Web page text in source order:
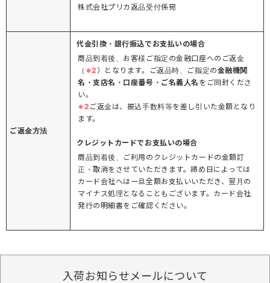
株式会社プリカ返品受付係宛
ご返金方法
代金引換・銀行振込でお支払いの場合
商品到着後、お客様ご指定の金融口座へのご返金
（ ※2 ）となります。ご返品時、ご指定の金融機関
名・支店名・口座番号・ご名義人名 をご同封くださ
い。
※2 ご返金は、振込手数料等を差し引いた金額となり
ます。
クレジットカードでお支払いの場合
商品到着後、ご利用のクレジットカードの金額訂
正・取消をさせていただきます。締め日によっては
カード会社へは一旦全額お支払いいただき、翌月の
マイナス処理となることもございます。カード会社
発行の明細書をご確認ください。
入荷お知らせメールについて